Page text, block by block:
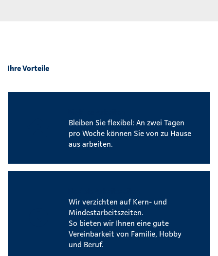
Ihre Vorteile
Bleiben Sie flexibel: An zwei Tagen
pro Woche können Sie von zu Hause
aus arbeiten.
Wir verzichten auf Kern- und
Mindestarbeitszeiten.
So bieten wir Ihnen eine gute
Vereinbarkeit von Familie, Hobby
und Beruf.